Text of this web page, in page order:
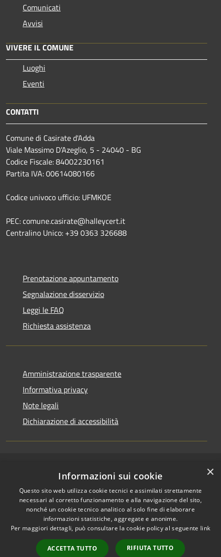
Comunicati
Avvisi
VIVERE IL COMUNE
Luoghi
Eventi
CONTATTI
Comune di Casirate d'Adda
Viale Massimo D’Azeglio, 5 - 24040 - BG
Codice Fiscale: 84002230161
Partita IVA: 00614080166
Codice univoco ufficio: UFMKOE
PEC: comune.casirate@halleycert.it
Centralino Unico: +39 0363 326688
Prenotazione appuntamento
Segnalazione disservizio
Leggi le FAQ
Richiesta assistenza
Amministrazione trasparente
Informativa privacy
Note legali
Dichiarazione di accessibilità
Privacy
Cookie
Mappa del sito
Permessi web -
dipendenti
Copyright © 2026 • Comune di
Casirate d'Adda • Powered by
Municipium•Accesso
redazione
×
Informazioni sui cookie
Questo sito web utilizza cookie tecnici e assimilati strettamente
necessari al corretto funzionamento e alla navigazione del sito,
nonché un cookie tecnico analitico al solo fine di elaborare
informazioni statistiche, aggregate e anonime.
Per maggiori dettagli, può consultare la cookie policy al seguente link
ACCETTA TUTTO RIFIUTA TUTTO